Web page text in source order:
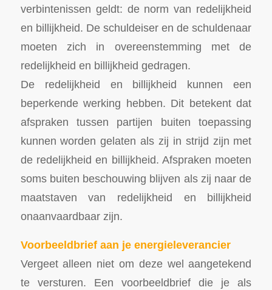
verbintenissen geldt: de norm van redelijkheid
en billijkheid. De schuldeiser en de schuldenaar
moeten zich in overeenstemming met de
redelijkheid en billijkheid gedragen.
De redelijkheid en billijkheid kunnen een
beperkende werking hebben. Dit betekent dat
afspraken tussen partijen buiten toepassing
kunnen worden gelaten als zij in strijd zijn met
de redelijkheid en billijkheid. Afspraken moeten
soms buiten beschouwing blijven als zij naar de
maatstaven van redelijkheid en billijkheid
onaanvaardbaar zijn.
Voorbeeldbrief aan je energieleverancier
Vergeet alleen niet om deze wel aangetekend
te versturen. Een voorbeeldbrief die je als